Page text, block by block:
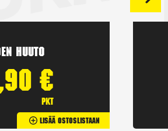
huuto
€
pkt
Lisää Ostoslistaan